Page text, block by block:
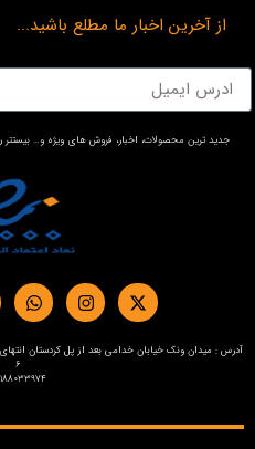
از آخرین اخبار ما مطلع باشید...
جدید ترین محصولات، اخبار، فروش های ویژه و… بیستتر
6